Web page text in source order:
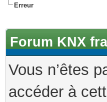
Erreur
Forum KNX
Vous n’êtes
accéder à